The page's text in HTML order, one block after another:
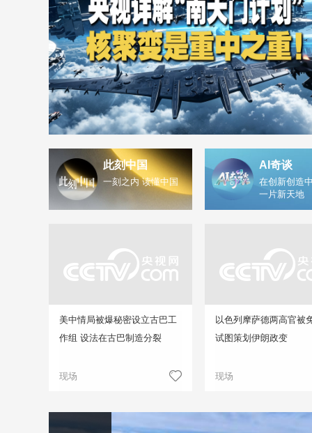
此刻中国
一刻之内 读懂中国
AI奇谈
在创新创造
一片新天地
美中情局被爆秘密设立古巴工
作组 设法在古巴制造分裂
现场
以色列摩萨德两高官被
试图策划伊朗政变
现场